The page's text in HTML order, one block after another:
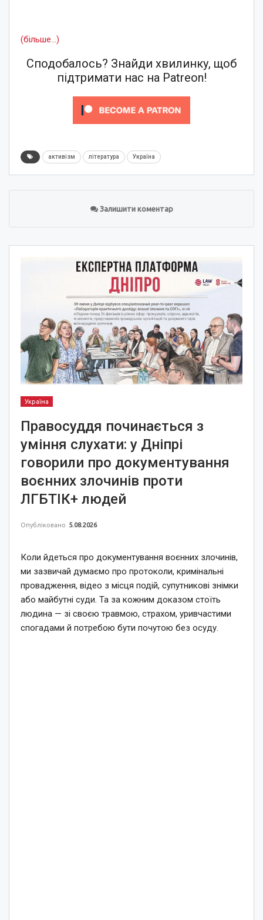
(більше…)
Сподобалось? Знайди хвилинку, щоб
підтримати нас на Patreon!
активізм література Україна
Залишити коментар
Україна
Правосуддя починається з
уміння слухати: у Дніпрі
говорили про документування
воєнних злочинів проти
ЛГБТІК+ людей
Опубліковано 5.08.2026
Коли йдеться про документування воєнних злочинів,
ми зазвичай думаємо про протоколи, кримінальні
провадження, відео з місця подій, супутникові знімки
або майбутні суди. Та за кожним доказом стоїть
людина — зі своєю травмою, страхом, уривчастими
спогадами й потребою бути почутою без осуду.